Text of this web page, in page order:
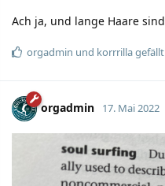
Ach ja, und lange Haare
orgadmin und korrrilla
orgadmin 17. Mai 2022